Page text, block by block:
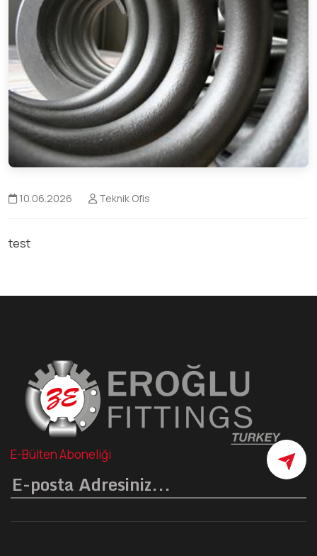
10.06.2026 Teknik Ofis
test
E-Bülten Aboneliği